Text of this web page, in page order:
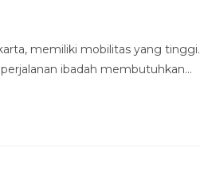
memiliki mobilitas yang tinggi.
ibadah membutuhkan…